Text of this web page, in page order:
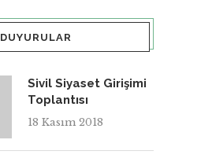
DUYURULAR
Sivil Siyaset Girişimi
Toplantısı
18 Kasım 2018